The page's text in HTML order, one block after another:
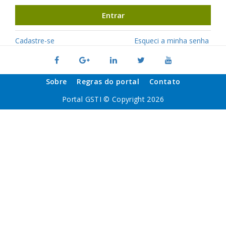
Entrar
Cadastre-se Esqueci a minha senha
Sobre Regras do portal
Contato
Portal GSTI © Copyright 2026